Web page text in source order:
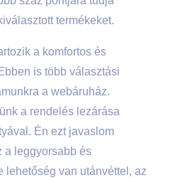
termékeket.
a komfortos és
is több választási
a webáruház.
a rendelés lezárása
Én ezt javaslom
a leggyorsabb és
lehetőség van utánvéttel, az